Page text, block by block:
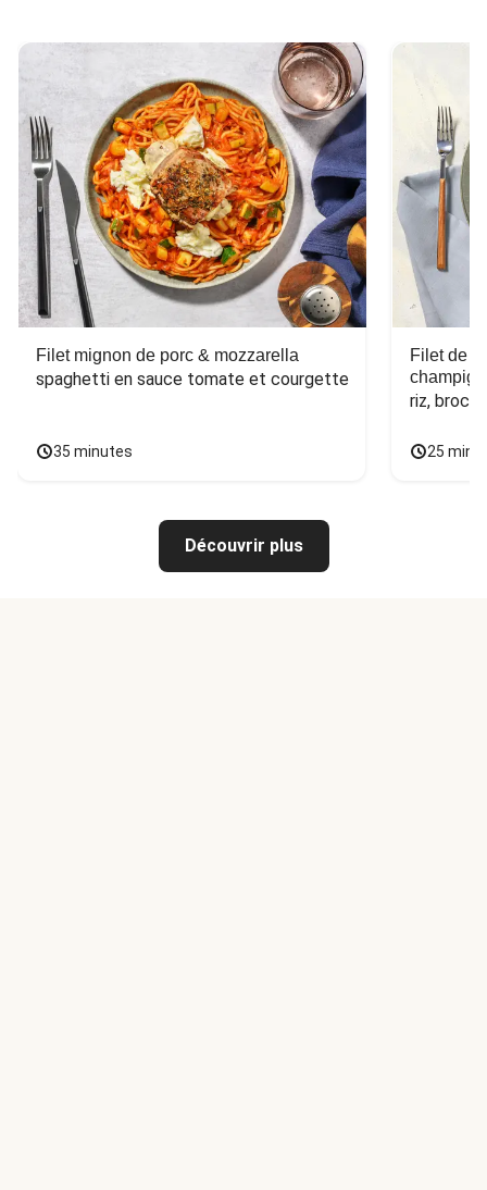
Filet mignon de porc & mozzarella
spaghetti en sauce tomate et courgette
35 minutes
Filet de
riz,
25
Découvrir plus